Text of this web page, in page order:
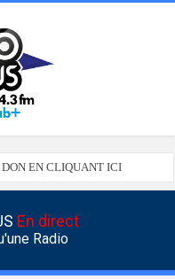
EN CLIQUANT ICI
En direct
Radio